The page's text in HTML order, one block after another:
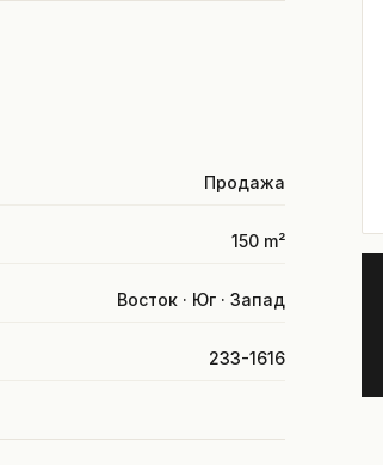
Продажа
150 m²
Восток · Юг · Запад
233-1616